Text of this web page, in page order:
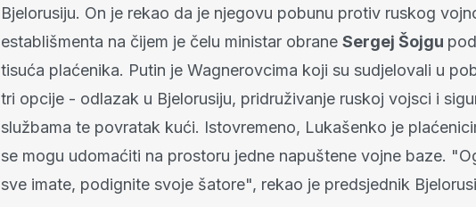
Bjelorusiju. On je rekao da je njegovu pobunu protiv ruskog
establišmenta na čijem je čelu ministar obrane Sergej Šojgu
tisuća plaćenika. Putin je Wagnerovcima koji su sudjelovali u
tri opcije - odlazak u Bjelorusiju, pridruživanje ruskoj vojsci i
službama te povratak kući. Istovremeno, Lukašenko je
se mogu udomaćiti na prostoru jedne napuštene vojne baze.
sve imate, podignite svoje šatore", rekao je predsjednik